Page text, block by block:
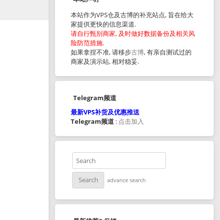
本站作为VPS仓及古博的补充站点, 旨在给大
家提供更快的信息渠道.
请自行甄别商家, 及时做好数据备份及相关风
险防范措施.
如果拿捏不准, 请移步古博, 有亲自测试过的
商家及演示站, 相对稳妥.
Telegram频道
最新VPS补货及优惠推送
Telegram频道 : 点击加入
advance search